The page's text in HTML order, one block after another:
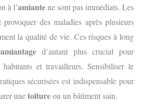
à l’amiantene sont pas immédiats. Les
des maladies après plusieurs
la qualité de vie. Ces risques à long
d’autant plus crucial pour
et travailleurs. Sensibiliser le
sécurisées est indispensable pour
unetoitureou un bâtiment sain.